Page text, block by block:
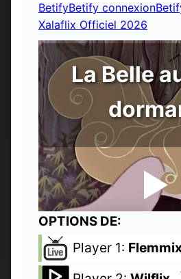
BetifyBetify connexion
Xalaflix Officiel 2026
La Belle
OPTIONS DE:
Player 1: